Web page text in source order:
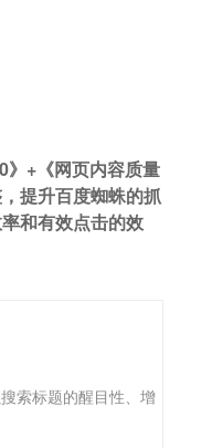
》+《网页内容质量
提升百度蜘蛛的抓
和有效点击的效
索标题的醒目性、增